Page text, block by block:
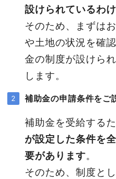
設けられているわ
そのため、まずは
や土地の状況を確
金の制度が設けら
します。
補助金の申請条件をご
補助金を受給するた
が設定した条件を
要があります。
そのため、制度と